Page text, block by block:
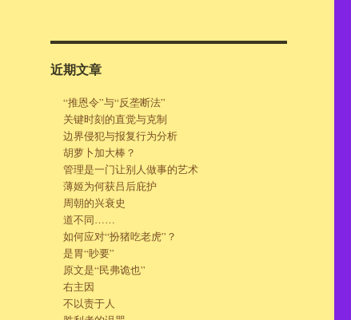
近期文章
“推恩令”与“反垄断法”
关键时刻的直觉与克制
边界侵犯与报复行为分析
胡萝卜加大棒？
管理是一门让别人做事的艺术
薄姬为何获吕后庇护
周朝的兴衰史
道不同……
如何应对“扮猪吃老虎”？
是胃“眇要”
原文是“民弗诡也”
右主因
不以责于人